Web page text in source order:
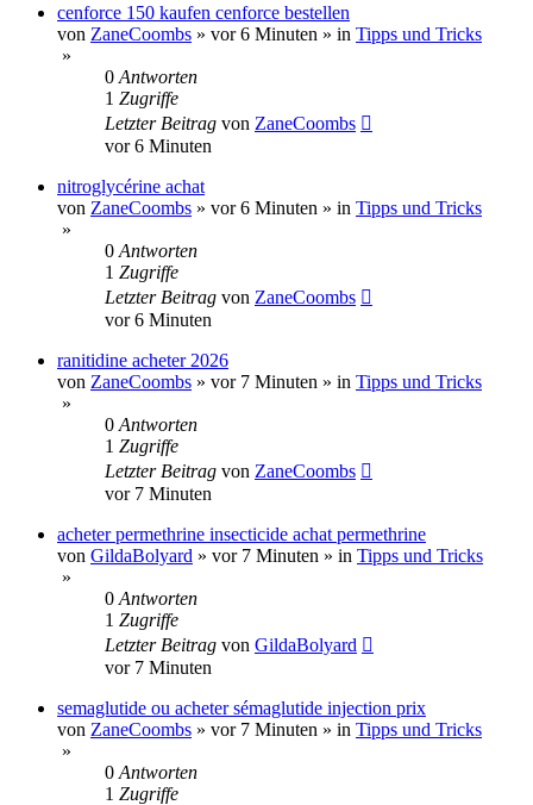
cenforce 150 kaufen cenforce bestellen
von ZaneCoombs » vor 6 Minuten » in Tipps und Tricks
»
0 Antworten
1 Zugriffe
Letzter Beitrag von ZaneCoombs
vor 6 Minuten
nitroglycérine achat
von ZaneCoombs » vor 6 Minuten » in Tipps und Tricks
»
0 Antworten
1 Zugriffe
Letzter Beitrag von ZaneCoombs
vor 6 Minuten
ranitidine acheter 2026
von ZaneCoombs » vor 7 Minuten » in Tipps und Tricks
»
0 Antworten
1 Zugriffe
Letzter Beitrag von ZaneCoombs
vor 7 Minuten
acheter permethrine insecticide achat permethrine
von GildaBolyard » vor 7 Minuten » in Tipps und Tricks
»
0 Antworten
1 Zugriffe
Letzter Beitrag von GildaBolyard
vor 7 Minuten
semaglutide ou acheter sémaglutide injection prix
von ZaneCoombs » vor 7 Minuten » in Tipps und Tricks
»
0 Antworten
1 Zugriffe